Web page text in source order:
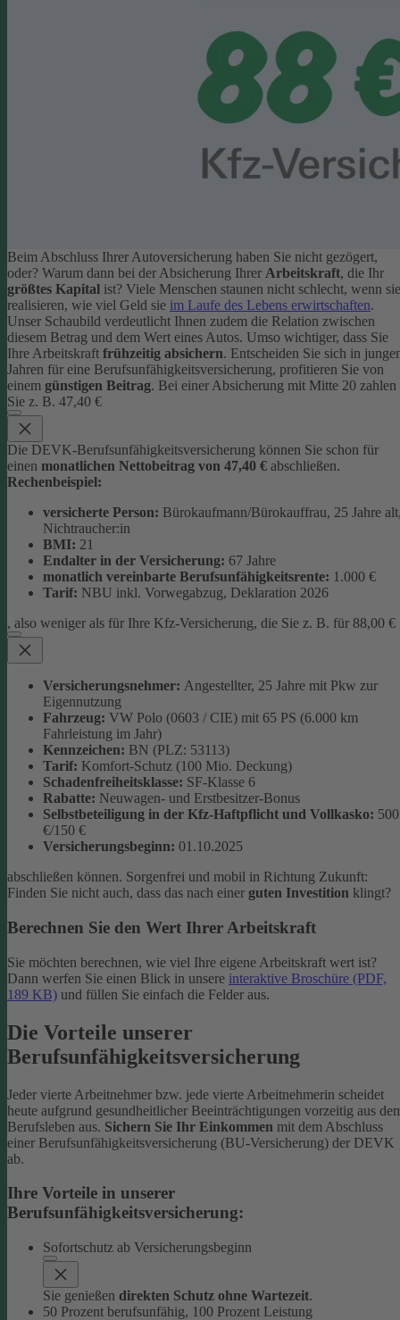
Beim Abschluss Ihrer Autoversicherung haben Sie nicht gezögert,
oder? Warum dann bei der Absicherung Ihrer Arbeitskraft, die Ihr
größtes Kapital ist? Viele Menschen staunen nicht schlecht, wenn sie
realisieren, wie viel Geld sie im Laufe des Lebens erwirtschaften.
Unser Schaubild verdeutlicht Ihnen zudem die Relation zwischen
diesem Betrag und dem Wert eines Autos. Umso wichtiger, dass Sie
Ihre Arbeitskraft frühzeitig absichern. Entscheiden Sie sich in
Jahren für eine Berufsunfähigkeitsversicherung, profitieren Sie von
einem günstigen Beitrag. Bei einer Absicherung mit Mitte 20 zahlen
Sie z. B. 47,40 €
Die DEVK-Berufsunfähigkeitsversicherung können Sie schon für
einen monatlichen Nettobeitrag von 47,40 € abschließen.
Rechenbeispiel:
versicherte Person: Bürokaufmann/Bürokauffrau, 25 Jahre
Nichtraucher:in
BMI: 21
Endalter in der Versicherung: 67 Jahre
monatlich vereinbarte Berufsunfähigkeitsrente: 1.000 €
Tarif: NBU inkl. Vorwegabzug, Deklaration 2026
, also weniger als für Ihre Kfz-Versicherung, die Sie z. B. für 88,00 €
Versicherungsnehmer: Angestellter, 25 Jahre mit Pkw zur
Eigennutzung
Fahrzeug: VW Polo (0603 / CIE) mit 65 PS (6.000 km
Fahrleistung im Jahr)
Kennzeichen: BN (PLZ: 53113)
Tarif: Komfort-Schutz (100 Mio. Deckung)
Schadenfreiheitsklasse: SF-Klasse 6
Rabatte: Neuwagen- und Erstbesitzer-Bonus
Selbstbeteiligung in der Kfz-Haftpflicht und Vollkasko: 500
€/150 €
Versicherungsbeginn: 01.10.2025
abschließen können. Sorgenfrei und mobil in Richtung Zukunft:
Finden Sie nicht auch, dass das nach einer guten Investition klingt?
Berechnen Sie den Wert Ihrer Arbeitskraft
Sie möchten berechnen, wie viel Ihre eigene Arbeitskraft wert ist?
Dann werfen Sie einen Blick in unsere interaktive Broschüre (PDF,
189 KB) und füllen Sie einfach die Felder aus.
Die Vorteile unserer
Berufsunfähigkeitsversicherung
Jeder vierte Arbeitnehmer bzw. jede vierte Arbeitnehmerin scheidet
heute aufgrund gesundheitlicher Beeinträchtigungen vorzeitig aus
Berufsleben aus. Sichern Sie Ihr Einkommen mit dem Abschluss
einer Berufsunfähigkeitsversicherung (BU-Versicherung) der DEVK
ab.
Ihre Vorteile in unserer
Berufsunfähigkeitsversicherung:
Sofortschutz ab Versicherungsbeginn
Sie genießen direkten Schutz ohne Wartezeit.
50 Prozent berufsunfähig, 100 Prozent Leistung